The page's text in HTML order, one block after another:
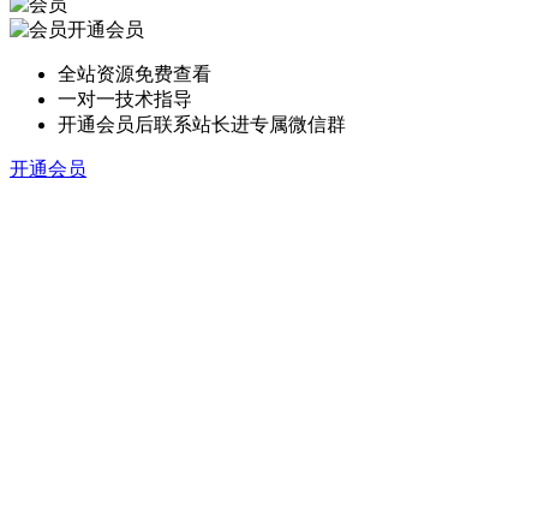
开通会员
全站资源免费查看
一对一技术指导
开通会员后联系站长进专属微信群
开通会员